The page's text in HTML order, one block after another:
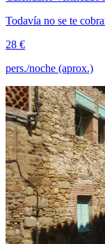
Todavía no se te
28 €
pers./noche (aprox.)